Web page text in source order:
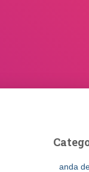
anda